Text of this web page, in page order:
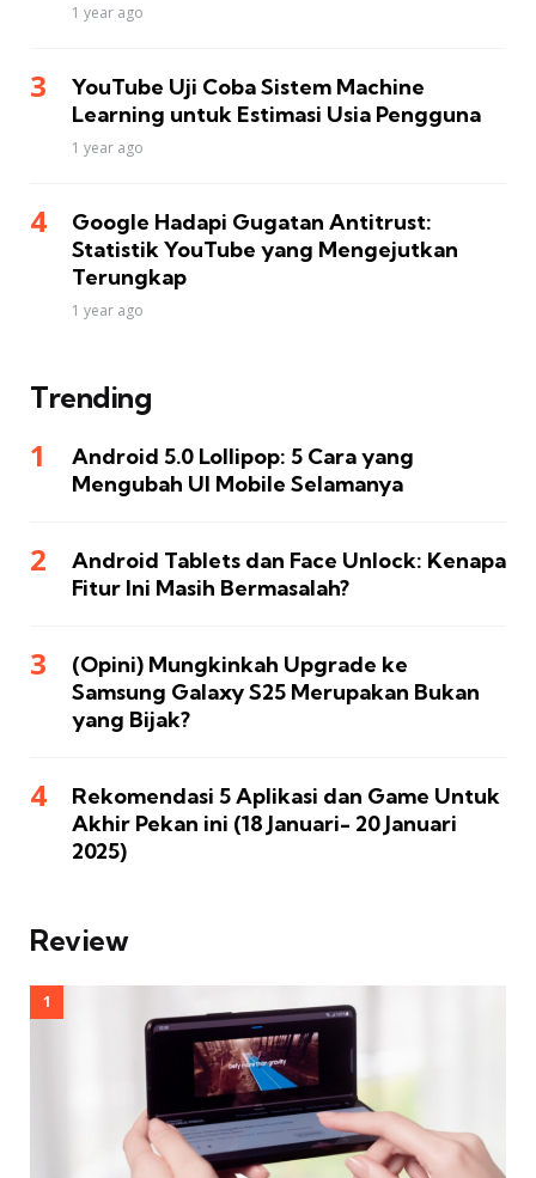
1 year ago
YouTube Uji Coba Sistem Machine
Learning untuk Estimasi Usia Pengguna
1 year ago
Google Hadapi Gugatan Antitrust:
Statistik YouTube yang Mengejutkan
Terungkap
1 year ago
Trending
Android 5.0 Lollipop: 5 Cara yang
Mengubah UI Mobile Selamanya
Android Tablets dan Face Unlock: Kenapa
Fitur Ini Masih Bermasalah?
(Opini) Mungkinkah Upgrade ke
Samsung Galaxy S25 Merupakan Bukan
yang Bijak?
Rekomendasi 5 Aplikasi dan Game Untuk
Akhir Pekan ini (18 Januari- 20 Januari
2025)
Review